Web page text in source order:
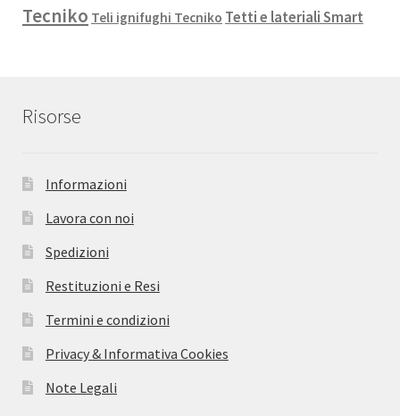
Tecniko Teli ignifughi Tecniko Tetti e lateriali Smart
Risorse
Informazioni
Lavora con noi
Spedizioni
Restituzioni e Resi
Termini e condizioni
Privacy & Informativa Cookies
Note Legali